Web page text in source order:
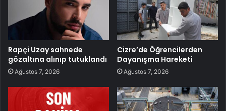
Rapçi Uzay sahnede
gözaltına alınıp tutuklandı
Ağustos 7, 2026
Cizre’de Öğrencilerden
Dayanışma Hareketi
Ağustos 7, 2026